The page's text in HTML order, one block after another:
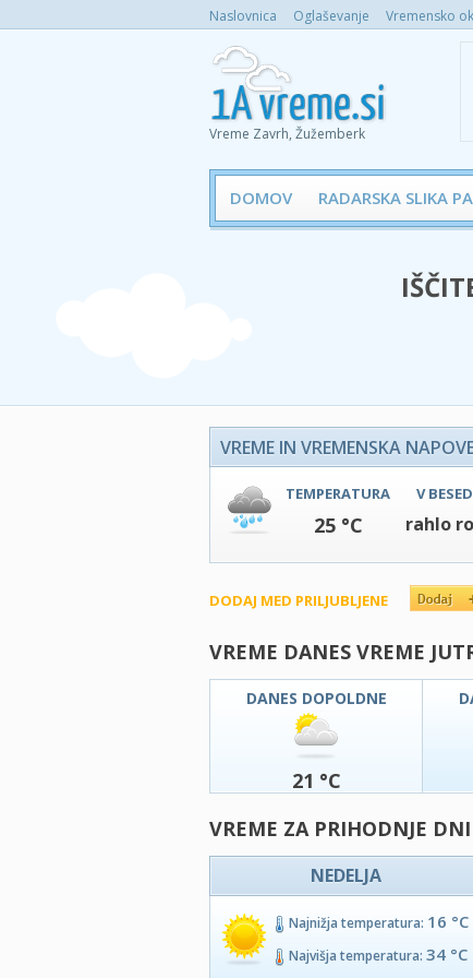
Naslovnica Oglaševanje Vremensko
Vreme Zavrh, Žužemberk
DOMOV RADARSKA SLIKA
VREME IN VREMENSKA
TEMPERATURA
25 °C
V
rahlo
DODAJ MED PRILJUBLJENE
VREME DANES VREME
DANES DOPOLDNE
21 °C
VREME ZA PRIHODNJE
NEDELJA
Najnižja temperatura: 16 °C
Najvišja temperatura: 34 °C